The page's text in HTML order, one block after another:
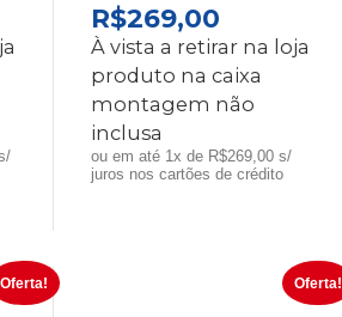
O
PREÇO
ORIGINAL
ERA:
R$369,00.
R$269,00
PREÇO
ATUAL
É:
À vista a retirar na loja
produto na caixa
montagem não
inclusa
ou em até 1x de R$269,00 s/
juros nos cartões de crédito
Oferta! Oferta!